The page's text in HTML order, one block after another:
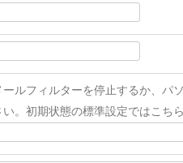
ルフィルターを停止するか、パ
。初期状態の標準設定ではこち